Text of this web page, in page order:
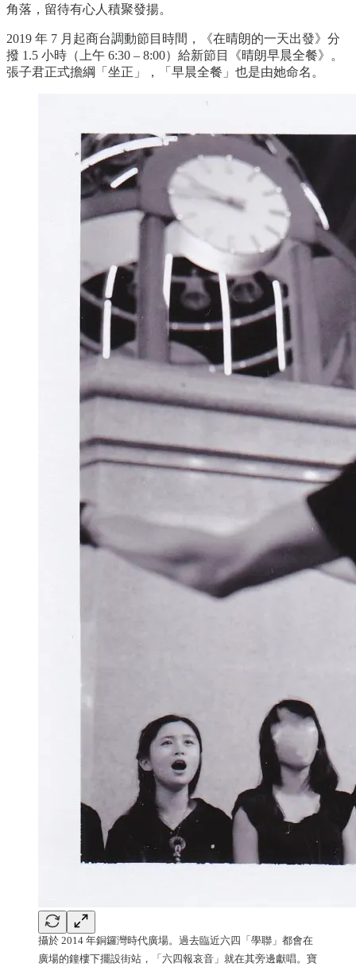
角落，留待有心人積聚發揚。
2019 年 7 月起商台調動節目時間，《在晴朗的一天出發》分
撥 1.5 小時（上午 6:30 – 8:00）給新節目《晴朗早晨全餐》。
張子君正式擔綱「坐正」，「早晨全餐」也是由她命名。
攝於 2014 年銅鑼灣時代廣場。過去臨近六四「學聯」都會在
廣場的鐘樓下擺設街站，「六四報哀音」就在其旁邊獻唱。寶